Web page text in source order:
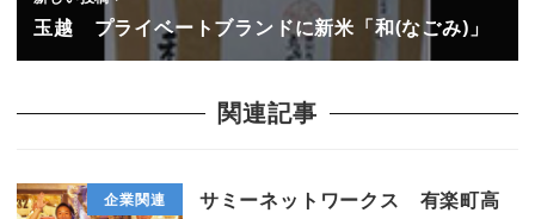
玉越 プライベートブランドに新米「和(なごみ)」
関連記事
企業関連
サミーネットワークス 有楽町高